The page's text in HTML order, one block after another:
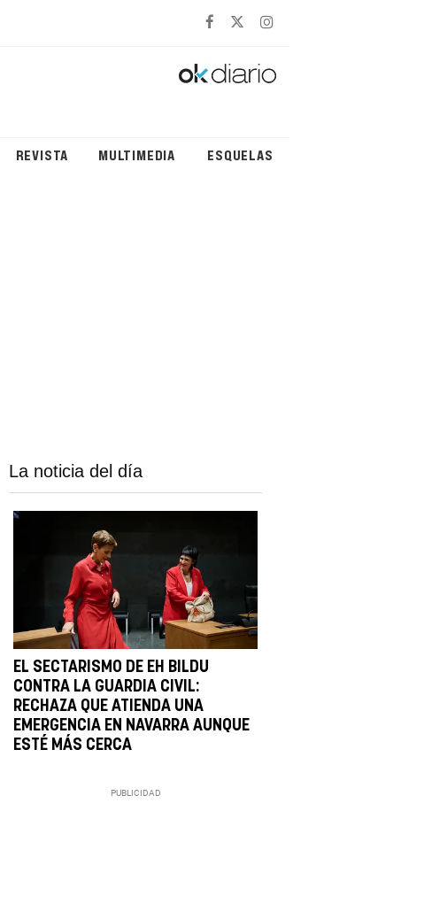
REVISTA MULTIMEDIA ESQUELAS
La noticia del día
EL SECTARISMO DE EH BILDU
CONTRA LA GUARDIA CIVIL:
RECHAZA QUE ATIENDA UNA
EMERGENCIA EN NAVARRA AUNQUE
ESTÉ MÁS CERCA